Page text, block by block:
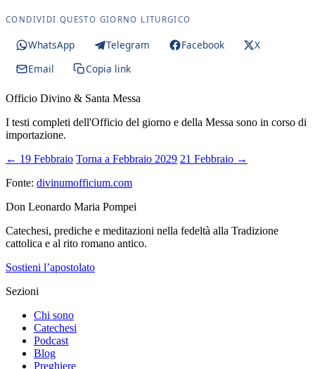
CONDIVIDI QUESTO GIORNO LITURGICO
WhatsApp Telegram Facebook
X
Email
Copia link
Officio Divino & Santa Messa
I testi completi dell'Officio del giorno e della Messa sono in corso di
importazione.
← 19 Febbraio Torna a Febbraio 2029 21 Febbraio →
Fonte: divinumofficium.com
Don Leonardo Maria Pompei
Catechesi, prediche e meditazioni nella fedeltà alla Tradizione
cattolica e al rito romano antico.
Sostieni l’apostolato
Sezioni
Chi sono
Catechesi
Podcast
Blog
Preghiere